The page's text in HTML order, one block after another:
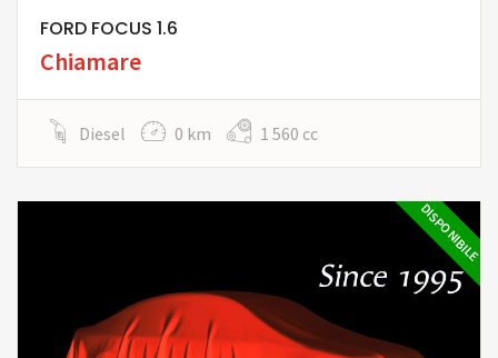
FORD FOCUS 1.6
Chiamare
Diesel 0 km 1 560 cc
DISPONIBILE